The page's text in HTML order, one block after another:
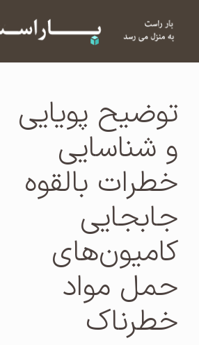
توضیح پویایی
و شناسایی
خطرات بالقوه
جابجایی
کامیون‌های
حمل مواد
خطرناک